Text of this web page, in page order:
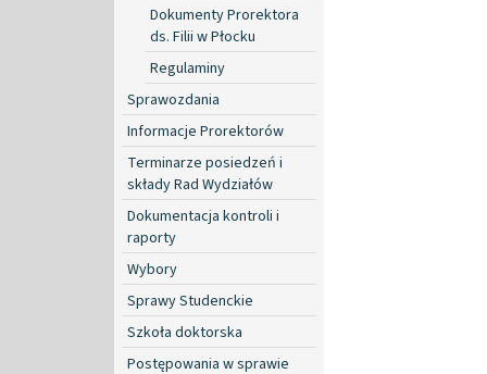
Dokumenty Prorektora
ds. Filii w Płocku
Regulaminy
Sprawozdania
Informacje Prorektorów
Terminarze posiedzeń i
składy Rad Wydziałów
Dokumentacja kontroli i
raporty
Wybory
Sprawy Studenckie
Szkoła doktorska
Postępowania w sprawie